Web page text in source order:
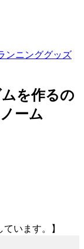
ンニンググッズ
を作るの
ーム
います。】